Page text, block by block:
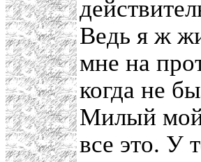
Ведь я ж
мне на
когда не
Милый
все это. У